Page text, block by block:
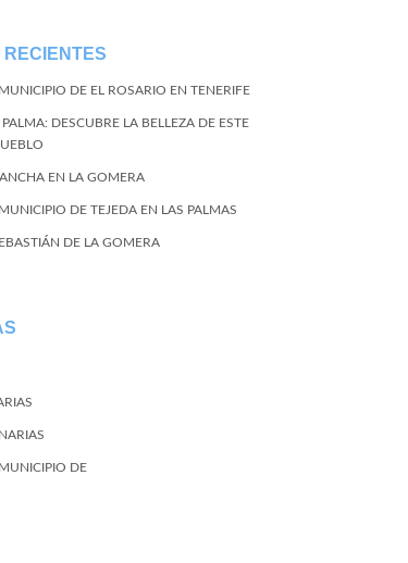
DE EL ROSARIO EN TENERIFE
DESCUBRE LA BELLEZA DE ESTE
EN LA GOMERA
DE TEJEDA EN LAS PALMAS
DE LA GOMERA
DE